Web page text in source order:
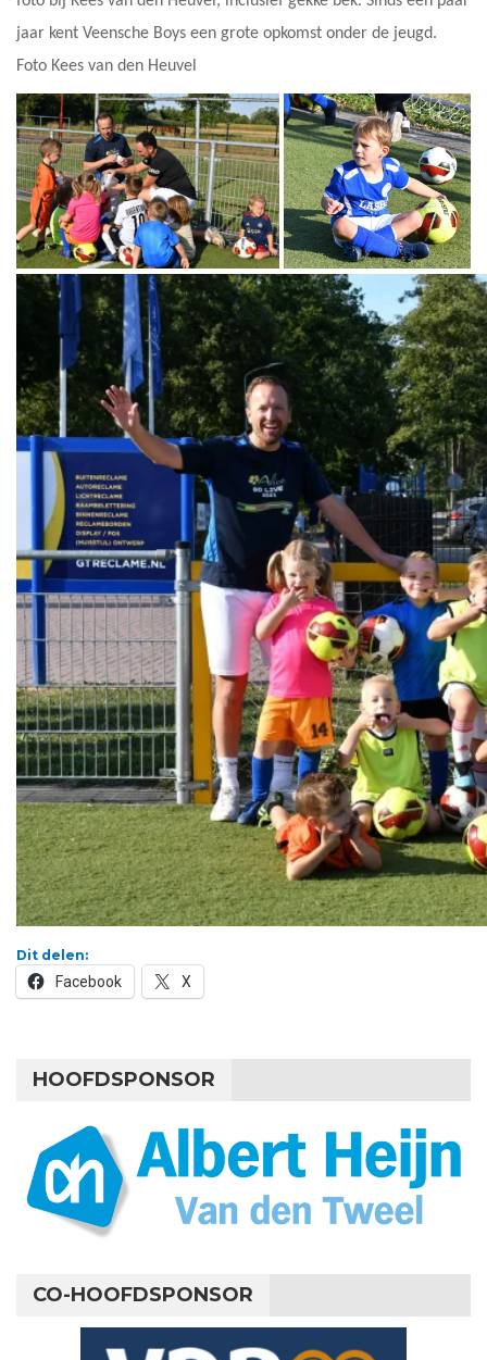
jaar kent Veensche Boys een grote opkomst onder de jeugd.
Foto Kees van den Heuvel
Dit delen:
Facebook X
HOOFDSPONSOR
CO-HOOFDSPONSOR